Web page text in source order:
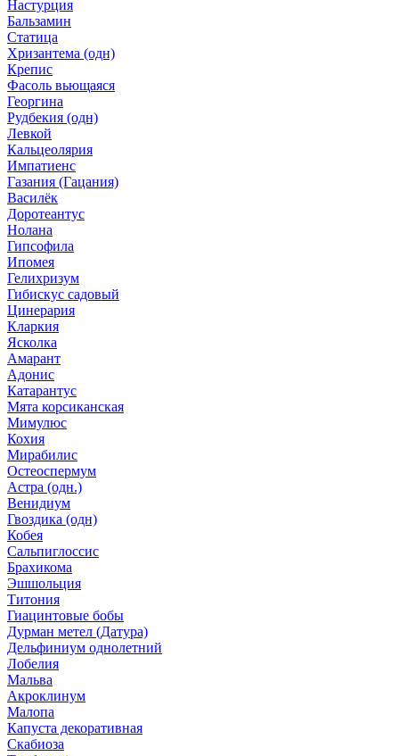
Настурция
Бальзамин
Статица
Хризантема (одн)
Крепис
Фасоль вьющаяся
Георгина
Рудбекия (одн)
Левкой
Кальцеолярия
Импатиенс
Газания (Гацания)
Василёк
Доротеантус
Нолана
Гипсофила
Ипомея
Гелихризум
Гибискус садовый
Цинерария
Кларкия
Ясколка
Амарант
Адонис
Катарантус
Мята корсиканская
Мимулюс
Кохия
Мирабилис
Остеоспермум
Астра (одн.)
Венидиум
Гвоздика (одн)
Кобея
Сальпиглоссис
Брахикома
Эшшольция
Титония
Гиацинтовые бобы
Дурман метел (Датура)
Дельфиниум однолетний
Лобелия
Мальва
Акроклинум
Малопа
Капуста декоративная
Скабиоза